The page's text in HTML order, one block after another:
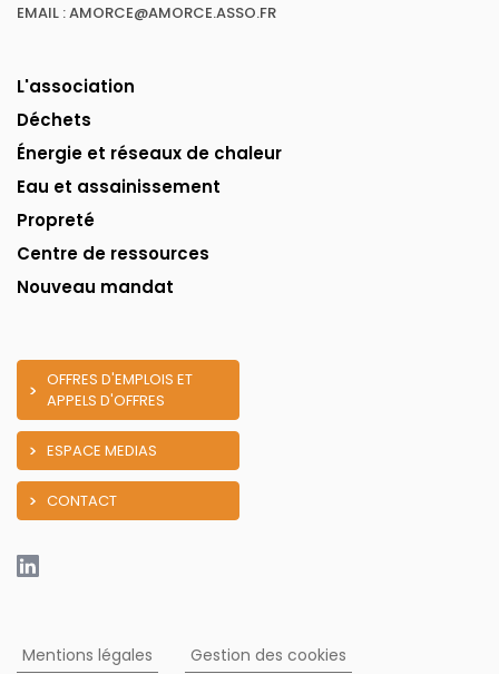
EMAIL : AMORCE@AMORCE.ASSO.FR
L'association
Déchets
Énergie et réseaux de chaleur
Eau et assainissement
Propreté
Centre de ressources
Nouveau mandat
OFFRES D'EMPLOIS ET
APPELS D'OFFRES
ESPACE MEDIAS
CONTACT
Mentions légales Gestion des cookies